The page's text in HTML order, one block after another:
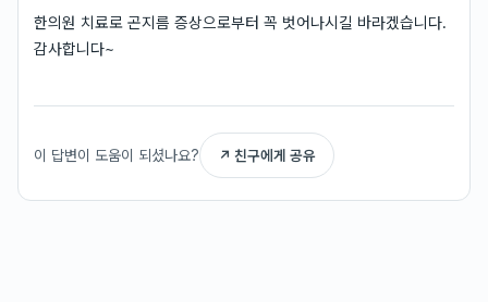
한의원 치료로 곤지름 증상으로부터 꼭 벗어나시길 바라겠습니다.
감사합니다~
이 답변이 도움이 되셨나요? ↗ 친구에게 공유